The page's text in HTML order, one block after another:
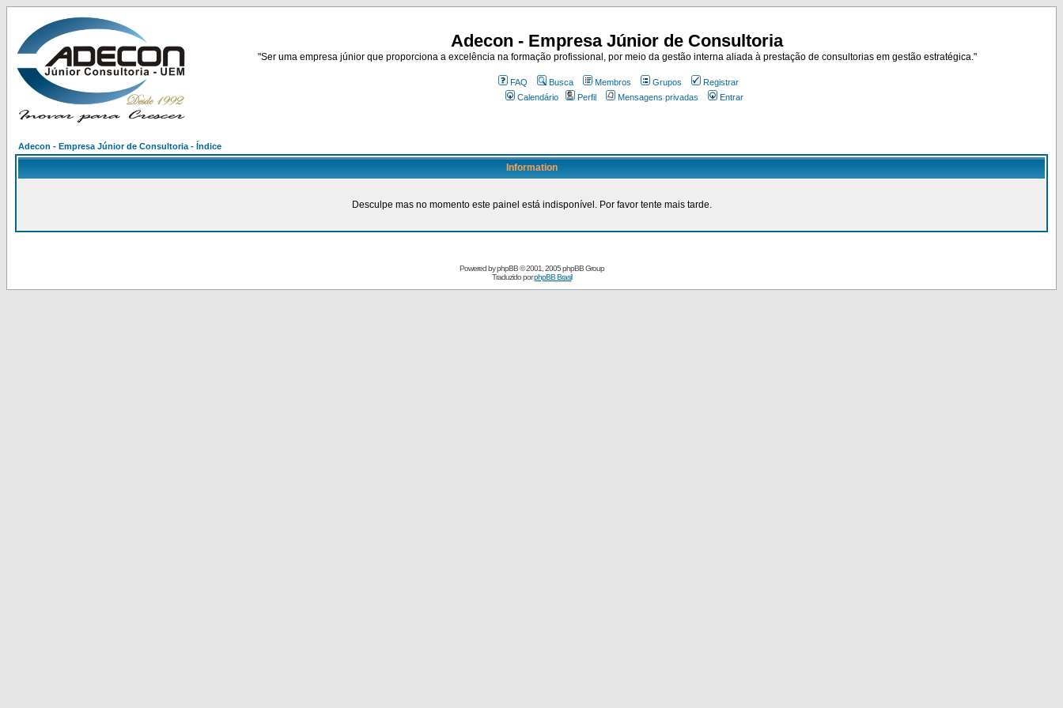
Adecon - Empresa Júnior de Consultoria
"Ser uma empresa júnior que proporciona a excelência na formação profissional, por meio da gestão interna aliada à prestação de consultorias em gestão estratégica."
FAQ Busca Membros Grupos
Registrar
Calendário
Perfil Mensagens privadas Entrar
Adecon - Empresa Júnior de Consultoria - Índice
Information
Desculpe mas no momento este painel está indisponível. Por favor tente mais tarde.
Powered byphpBB© 2001, 2005 phpBB Group
Traduzido porphpBB Brasil